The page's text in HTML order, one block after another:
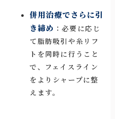
併用治療でさらに引
き締め ：必要に応じ
て脂肪吸引や糸リフ
トを同時に行うこと
で、フェイスライン
をよりシャープに整
えます。